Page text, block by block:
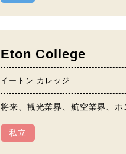
Eton College
イートン カレッジ
将来、観光業界、航空業界、
私立